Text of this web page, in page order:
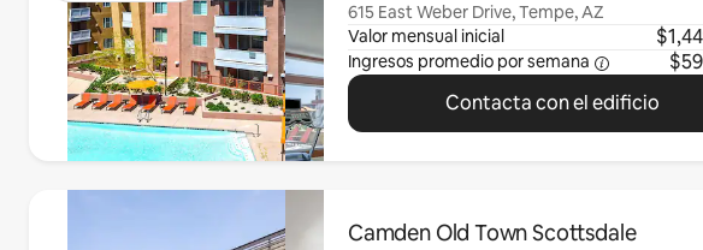
615 East Weber Drive, Tempe, AZ
Valor mensual inicial
Ingresos promedio por semana
Contacta con el edificio
Camden Old Town Scottsdale